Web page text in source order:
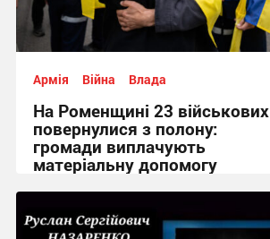
Армія Війна Влада
На Роменщині 23 військових
повернулися з полону:
громади виплачують
матеріальну допомогу
12:02, 7.08.2026